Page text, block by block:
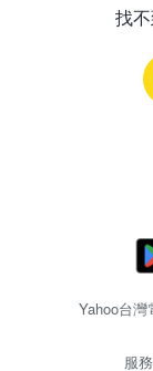
找
Yahoo台
服